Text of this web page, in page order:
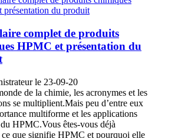
complet de produits
HPMC et présentation du
le 23-09-20
de la chimie, les acronymes et les
se multiplient.Mais peu d’entre eux
multiforme et les applications
HPMC.Vous êtes-vous déjà
ce que signifie HPMC et pourquoi elle